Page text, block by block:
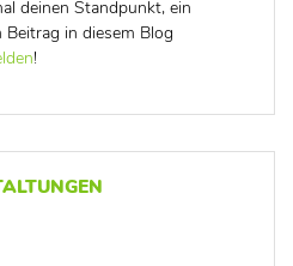
deinen Standpunkt, ein
in diesem Blog
!